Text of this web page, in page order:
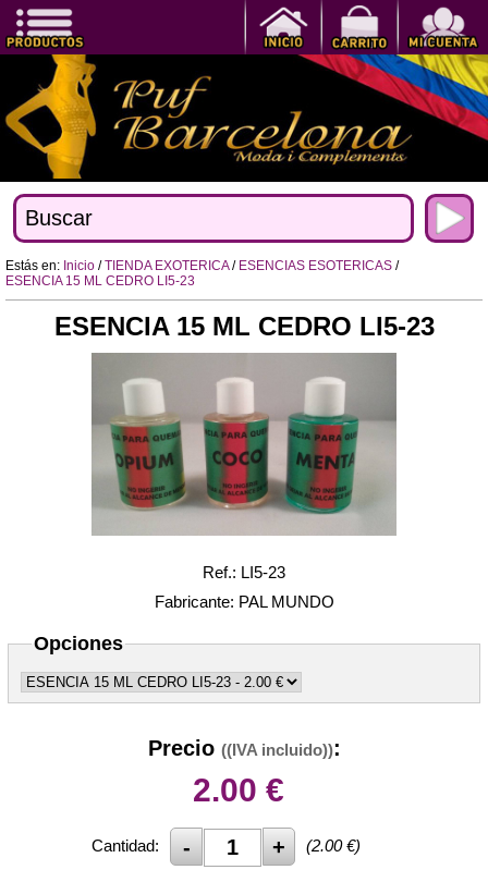
Estás en: Inicio /TIENDA EXOTERICA/ ESENCIAS ESOTERICAS /
ESENCIA 15 ML CEDRO LI5-23
ESENCIA 15 ML CEDRO LI5-23
Ref.: LI5-23
Fabricante: PAL MUNDO
Opciones
Precio ((IVA incluido)):
2.00 €
Cantidad: (2.00€)